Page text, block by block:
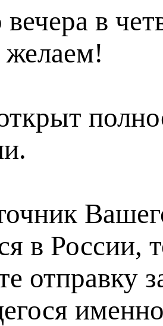
в
желаем!
в России,
отправку